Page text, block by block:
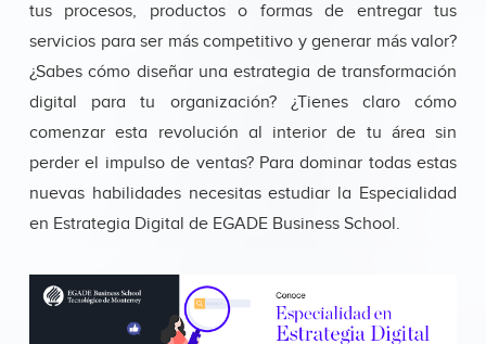
tus procesos, productos o formas de entregar tus
servicios para ser más competitivo y generar más valor?
¿Sabes cómo diseñar una estrategia de transformación
digital para tu organización? ¿Tienes claro cómo
comenzar esta revolución al interior de tu área sin
perder el impulso de ventas? Para dominar todas estas
nuevas habilidades necesitas estudiar la Especialidad
en Estrategia Digital de EGADE Business School.